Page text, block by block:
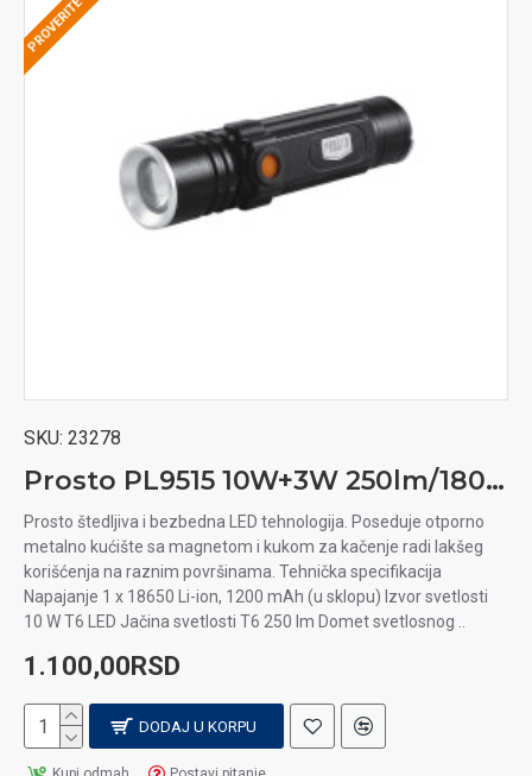
SKU: 23278
Prosto PL9515 10W+3W 250lm/180lm T6/COB LED punjiva baterijska lampa
Prosto štedljiva i bezbedna LED tehnologija. Poseduje otporno
metalno kućište sa magnetom i kukom za kačenje radi lakšeg
korišćenja na raznim površinama. Tehnička specifikacija
Napajanje 1 x 18650 Li-ion, 1200 mAh (u sklopu) Izvor svetlosti
10 W T6 LED Jačina svetlosti T6 250 lm Domet svetlosnog ..
1.100,00RSD
DODAJ U KORPU